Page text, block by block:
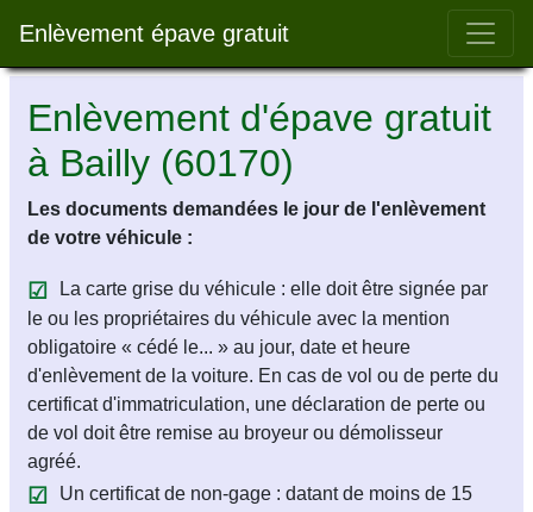
Enlèvement épave gratuit Bar
Enlèvement d'épave gratuit
à Bailly (60170)
Les documents demandées le jour de l'enlèvement
de votre véhicule :
La carte grise du véhicule : elle doit être signée par
le ou les propriétaires du véhicule avec la mention
obligatoire « cédé le... » au jour, date et heure
d'enlèvement de la voiture. En cas de vol ou de perte du
certificat d'immatriculation, une déclaration de perte ou
de vol doit être remise au broyeur ou démolisseur
agréé.
Un certificat de non-gage : datant de moins de 15